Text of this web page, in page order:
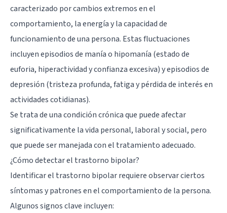
caracterizado por cambios extremos en el
comportamiento, la energía y la capacidad de
funcionamiento de una persona. Estas fluctuaciones
incluyen episodios de manía o hipomanía (estado de
euforia, hiperactividad y confianza excesiva) y episodios de
depresión (tristeza profunda, fatiga y pérdida de interés en
actividades cotidianas).
Se trata de una condición crónica que puede afectar
significativamente la vida personal, laboral y social, pero
que puede ser manejada con el tratamiento adecuado.
¿Cómo detectar el trastorno bipolar?
Identificar el trastorno bipolar requiere observar ciertos
síntomas y patrones en el comportamiento de la persona.
Algunos signos clave incluyen: